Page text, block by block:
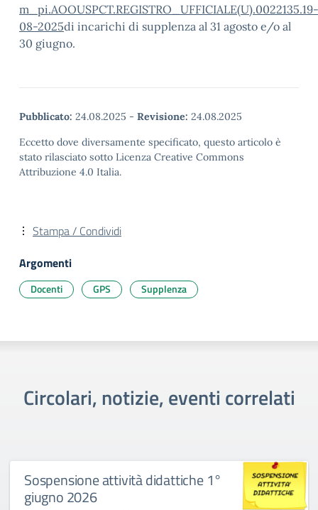
m_pi.AOOUSPCT.REGISTRO_UFFICIALE(U).0022135.19-
08-2025di incarichi di supplenza al 31 agosto e/o al
30 giugno.
Pubblicato: 24.08.2025 - Revisione: 24.08.2025
Eccetto dove diversamente specificato, questo articolo è
stato rilasciato sotto Licenza Creative Commons
Attribuzione 4.0 Italia.
Stampa / Condividi
Argomenti
Docenti GPS Supplenza
Circolari, notizie, eventi correlati
Sospensione attività didattiche 1°
giugno 2026